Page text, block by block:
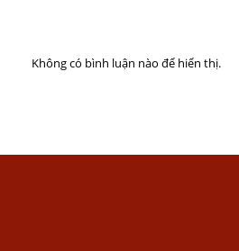
Không có bình luận nào để hiển thị.